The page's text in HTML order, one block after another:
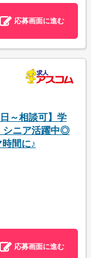
応募画面に進む
～相談可】学
シニア活躍中◎
間に♪
応募画面に進む